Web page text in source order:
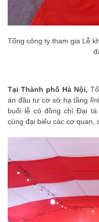
Tổng công ty tham gia Lễ
Tại Thành phố Hà Nội,
án đầu tư cơ sở hạ tầng
buổi lễ có đồng chí Đại
cùng đại biểu các cơ quan,